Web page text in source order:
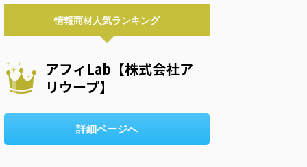
情報商材人気ランキング
アフィLab【株式会社ア
リウープ】
詳細ページへ